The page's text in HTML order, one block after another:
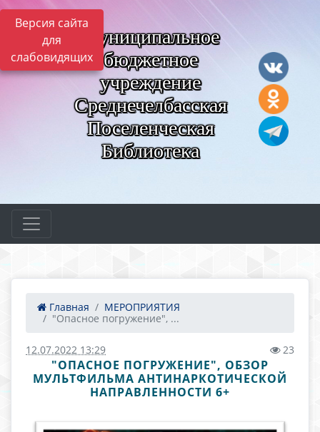
Версия сайта
для
слабовидящих
Муниципальное
бюджетное
учреждение
Среднечелбасская
Поселенческая
Библиотека
Главная
МЕРОПРИЯТИЯ
"Опасное погружение", ...
12.07.2022 13:29 23
"ОПАСНОЕ ПОГРУЖЕНИЕ", ОБЗОР
МУЛЬТФИЛЬМА АНТИНАРКОТИЧЕСКОЙ
НАПРАВЛЕННОСТИ 6+